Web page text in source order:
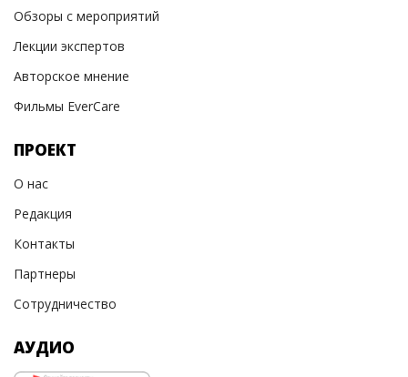
Обзоры с мероприятий
Лекции экспертов
Авторское мнение
Фильмы EverCare
ПРОЕКТ
О нас
Редакция
Контакты
Партнеры
Сотрудничество
АУДИО